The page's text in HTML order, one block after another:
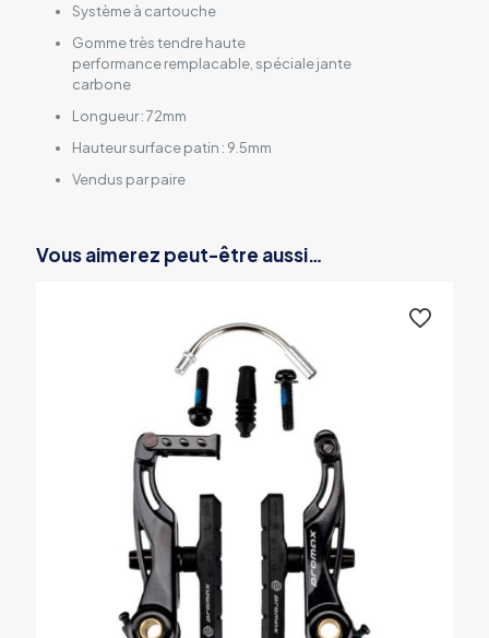
Système à cartouche
Gomme très tendre haute
performance remplacable, spéciale jante
carbone
Longueur : 72mm
Hauteur surface patin : 9.5mm
Vendus par paire
Vous aimerez peut-être aussi…